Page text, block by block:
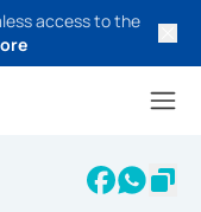
access to the